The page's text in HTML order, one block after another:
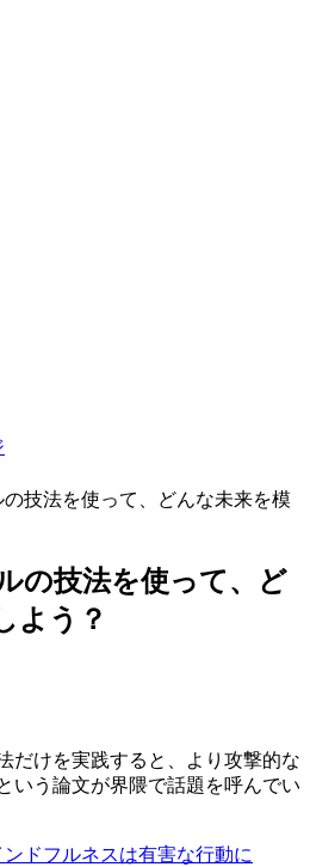
技法を使って、どんな未来を模
の技法を使って、ど
よう？
だけを実践すると、より攻撃的な
いう論文が界隈で話題を呼んでい
ンドフルネスは有害な行動に